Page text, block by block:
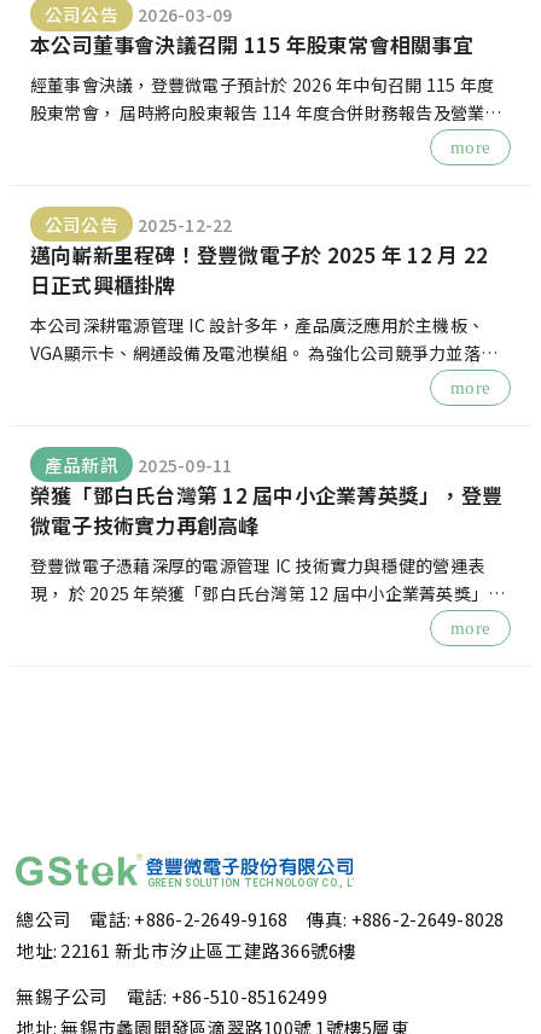
公司公告 2026-03-09
本公司董事會決議召開 115 年股東常會相關事宜
經董事會決議，登豐微電子預計於 2026 年中旬召開 115 年度
股東常會， 屆時將向股東報告 114 年度合併財務報告及營業狀
況。 本公司一向重視誠信服務與透明的公司治理， 歡迎股東
more
公司公告 2025-12-22
邁向嶄新里程碑！登豐微電子於 2025 年 12 月 22
日正式興櫃掛牌
本公司深耕電源管理 IC 設計多年，產品廣泛應用於主機板、
VGA顯示卡、網通設備及電池模組。 為強化公司競爭力並落實
永續經營，登豐微電子已於 2025 年底正式興櫃掛牌（股票代
more
產品新訊 2025-09-11
榮獲「鄧白氏台灣第 12 屆中小企業菁英獎」，登豐
微電子技術實力再創高峰
登豐微電子憑藉深厚的電源管理 IC 技術實力與穩健的營運表
現， 於 2025 年榮獲「鄧白氏台灣第 12 屆中小企業菁英獎」。
此獎項肯定了本公司在專業技術研發與產業貢獻上的持續突
more
總公司 電話: +886-2-2649-9168
傳真: +886-2-2649-8028
地址: 22161 新北市汐止區工建路366號6樓
無錫子公司 電話: +86-510-85162499
地址: 無錫市蠡園開發區滴翠路100號 1號樓5層東